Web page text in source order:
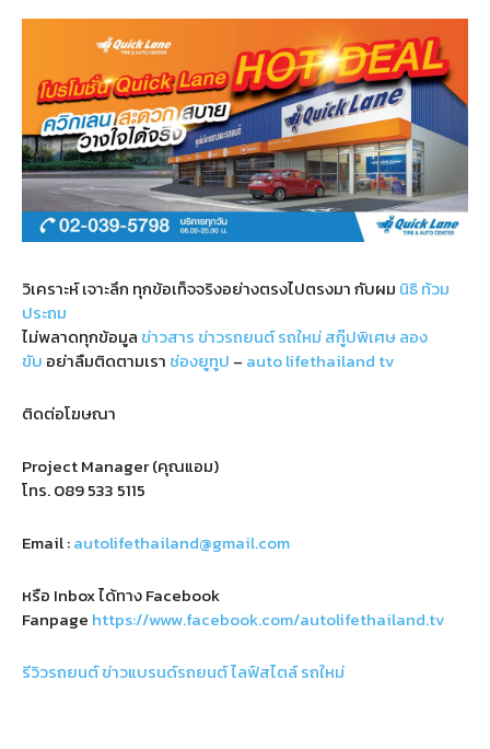
วิเคราะห์ เจาะลึก ทุกข้อเท็จจริงอย่างตรงไปตรงมา กับผม นิธิ ท้วม
ประถม
ไม่พลาดทุกข้อมูล ข่าวสาร ข่าวรถยนต์รถใหม่สกู๊ปพิเศษลอง
ขับ อย่าลืมติดตามเรา ช่องยูทูป – auto lifethailand tv
ติดต่อโฆษณา
Project Manager (คุณแอม)
โทร.089 533 5115
Email :autolifethailand@gmail.com
หรือ Inbox ได้ทาง Facebook
Fanpage https://www.facebook.com/autolifethailand.tv
รีวิวรถยนต์ข่าวแบรนด์รถยนต์ไลฟ์สไตล์รถใหม่